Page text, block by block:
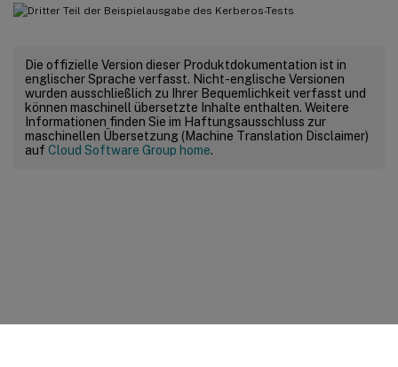
Die offizielle Version dieser Produktdokumentation ist in
englischer Sprache verfasst. Nicht-englische Versionen
wurden ausschließlich zu Ihrer Bequemlichkeit verfasst und
können maschinell übersetzte Inhalte enthalten. Weitere
Informationen finden Sie im Haftungsausschluss zur
maschinellen Übersetzung (Machine Translation Disclaimer)
auf Cloud Software Group home.